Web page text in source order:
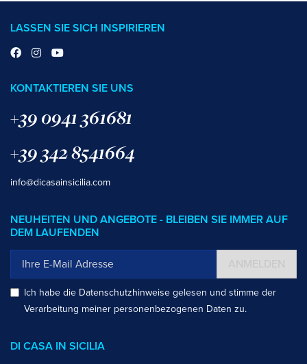
LASSEN SIE SICH INSPIRIEREN
KONTAKTIEREN SIE UNS
+39 0941 361681
+39 342 8541664
info@dicasainsicilia.com
NEUHEITEN UND ANGEBOTE - BLEIBEN SIE IMMER AUF
DEM LAUFENDEN
Ich habe die Datenschutzhinweise gelesen und stimme der
Verarbeitung meiner personenbezogenen Daten zu.
DI CASA IN SICILIA